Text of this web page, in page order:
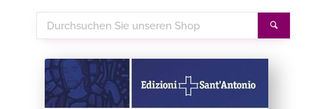
Durchsuchen
Sie
Shop